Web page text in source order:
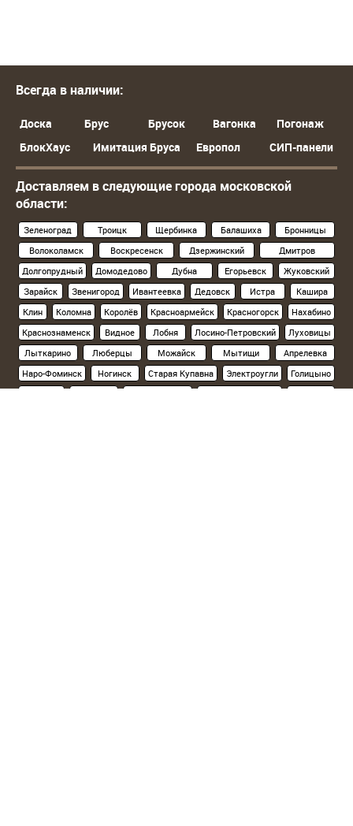
Всегда в наличии:
Доска Брус Брусок Вагонка
Погонаж
БлокХаус
Имитация Бруса Европол СИП-панели
Доставляем в следующие города московской
области:
Зеленоград Троицк Щербинка Балашиха
Бронницы
Волоколамск
Воскресенск Дзержинский
Дмитров
Долгопрудный
Домодедово Дубна Егорьевск
Жуковский
Зарайск
Звенигород Ивантеевка Дедовск Истра
Кашира
Клин
Коломна Королёв Красноармейск Красногорск
Нахабино
Краснознаменск
Видное Лобня Лосино-Петровский
Луховицы
Лыткарино
Люберцы Можайск Мытищи
Апрелевка
Наро-Фоминск
Ногинск Старая Купавна Электроугли
Голицыно